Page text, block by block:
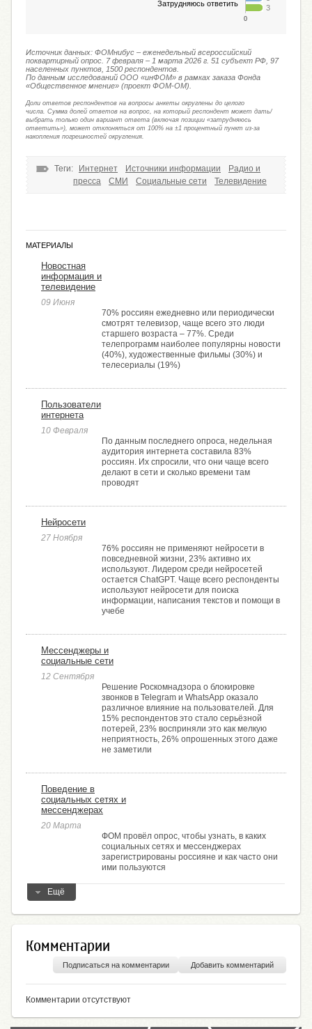
Затрудняюсь ответить
3
0
Источник данных: ФОМнибус – еженедельный всероссийский
поквартирный опрос. 7 февраля – 1 марта 2026 г. 51 субъект РФ, 97
населенных пунктов, 1500 респондентов.
По данным исследований ООО «инФОМ» в рамках заказа Фонда
«Общественное мнение» (проект ФОМ-ОМ).
Доли ответов респондентов на вопросы анкеты округлены до целого
числа. Сумма долей ответов на вопрос, на который респондент может дать/
выбрать только один вариант ответа (включая позиции «затрудняюсь
ответить»), может отклоняться от 100% на ±1 процентный пункт из-за
накопления погрешностей округления.
Теги: Интернет Источники информации
Радио и
пресса
СМИ Социальные сети Телевидение
МАТЕРИАЛЫ
Новостная
информация и
телевидение
09 Июня
70% россиян ежедневно или периодически
смотрят телевизор, чаще всего это люди
старшего возраста – 77%. Среди
телепрограмм наиболее популярны новости
(40%), художественные фильмы (30%) и
телесериалы (19%)
Пользователи
интернета
10 Февраля
По данным последнего опроса, недельная
аудитория интернета составила 83%
россиян. Их спросили, что они чаще всего
делают в сети и сколько времени там
проводят
Нейросети
27 Ноября
76% россиян не применяют нейросети в
повседневной жизни, 23% активно их
используют. Лидером среди нейросетей
остается ChatGPT. Чаще всего респонденты
используют нейросети для поиска
информации, написания текстов и помощи в
учебе
Мессенджеры и
социальные сети
12 Сентября
Решение Роскомнадзора о блокировке
звонков в Telegram и WhatsApp оказало
различное влияние на пользователей. Для
15% респондентов это стало серьёзной
потерей, 23% восприняли это как мелкую
неприятность, 26% опрошенных этого даже
не заметили
Поведение в
социальных сетях и
мессенджерах
20 Марта
ФОМ провёл опрос, чтобы узнать, в каких
социальных сетях и мессенджерах
зарегистрированы россияне и как часто они
ими пользуются
Ещё
Комментарии
Добавить комментарий
Подписаться на комментарии
Комментарии отсутствуют